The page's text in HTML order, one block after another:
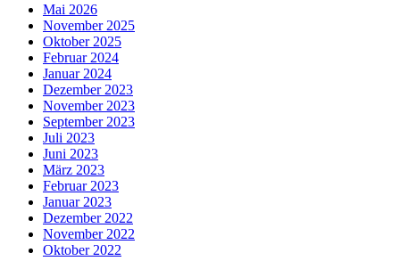
Mai 2026
November 2025
Oktober 2025
Februar 2024
Januar 2024
Dezember 2023
November 2023
September 2023
Juli 2023
Juni 2023
März 2023
Februar 2023
Januar 2023
Dezember 2022
November 2022
Oktober 2022